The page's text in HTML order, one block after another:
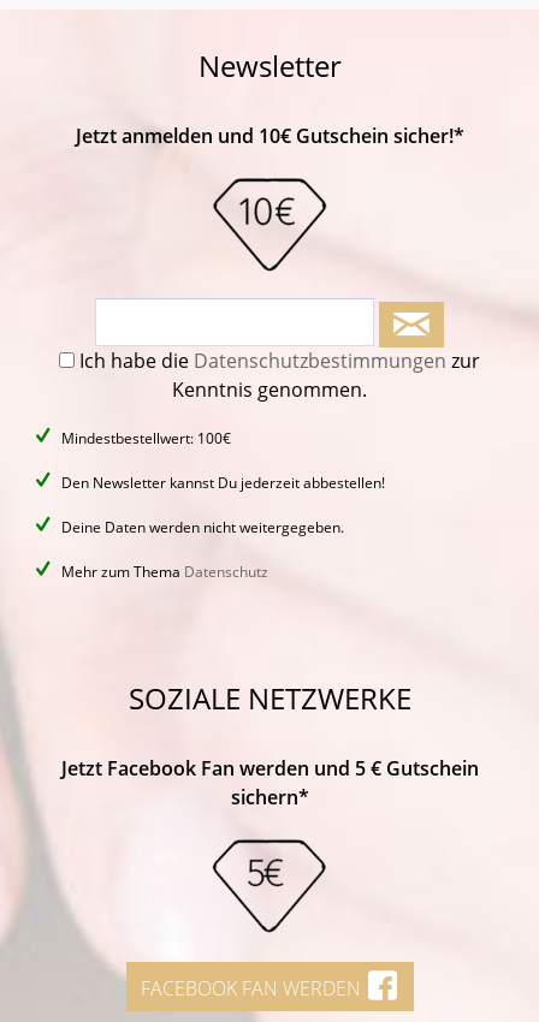
Newsletter
Jetzt anmelden und 10€ Gutschein sicher!*
Ich habe die Datenschutzbestimmungen zur
Kenntnis genommen.
Mindestbestellwert: 100€
Den Newsletter kannst Du jederzeit abbestellen!
Deine Daten werden nicht weitergegeben.
Mehr zum Thema Datenschutz
SOZIALE NETZWERKE
Jetzt Facebook Fan werden und 5 € Gutschein
sichern*
FACEBOOK FAN WERDEN